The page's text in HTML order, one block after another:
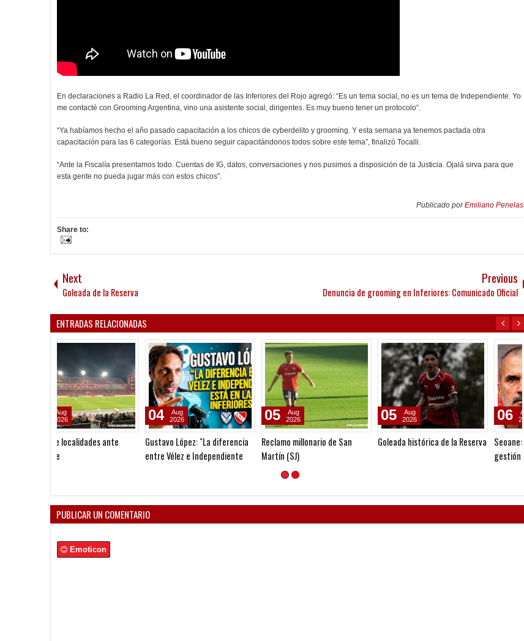
En declaraciones a Radio La Red, el coordinador de las Inferiores del Rojo agregó: “Es un tema social, no es un tema de Independiente. Yo
me contacté con Grooming Argentina, vino una asistente social, dirigentes. Es muy bueno tener un protocolo”.
“Ya habíamos hecho el año pasado capacitación a los chicos de cyberdelito y grooming. Y esta semana ya tenemos pactada otra
capacitación para las 6 categorías. Está bueno seguir capacitándonos todos sobre este tema”, finalizó Tocalli.
“Ante la Fiscalía presentamos todo. Cuentas de IG, datos, conversaciones y nos pusimos a disposición de la Justicia. Ojalá sirva para que
esta gente no pueda jugar más con estos chicos”.
Publicado porEmiliano Penelas
Share to:
Next
Goleada de la Reserva
Previous
Denuncia de grooming en Inferiores: Comunicado Oficial
ENTRADAS RELACIONADAS
Gustavo López: "La diferencia
entre Vélez e Independiente
04
Aug
2026
Reclamo millonario de San
Martín (SJ)
05
Aug
2026
Goleada histórica de la Reserva
05
Aug
2026
Seoane: "Prefiero dejar la
gestión y que venga gente
06
Aug
2026
PUBLICAR UN COMENTARIO
Emoticon